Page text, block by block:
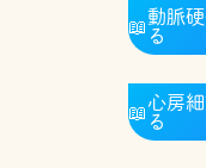
📖動脈
る
📖心房
る